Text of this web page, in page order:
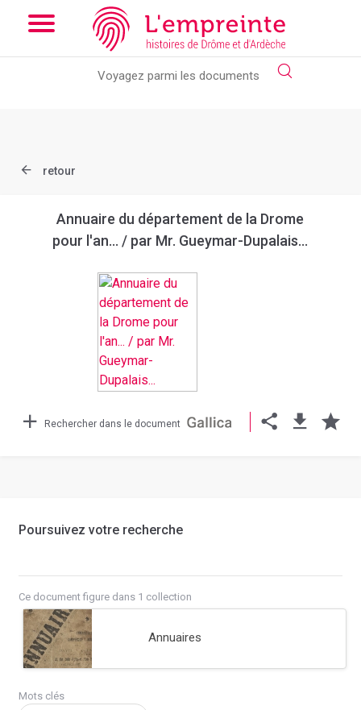
Array ( [slug] => document [ref] => bpt6k9761872q )
new slick-theme.css if you want the default styling
retour
Annuaire du département de la Drome
pour l'an... / par Mr. Gueymar-Dupalais...
Rechercher dans le document
Poursuivez votre recherche
Ce document figure dans 1 collection
Annuaires
Mots clés